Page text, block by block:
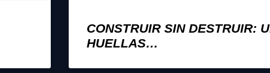
CONSTRUIR SIN DESTRUIR:
HUELLAS…